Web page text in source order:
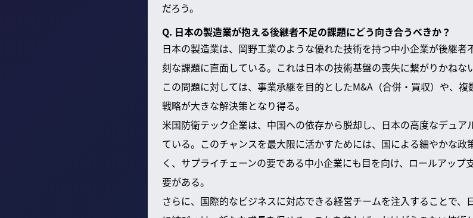
だろう。
Q. 日本の製造業が抱える後継者不足の課題にどう向き合うべきか？
日本の製造業は、岡野工業のような優れた技術を持つ中小企業が後継
刻な課題に直面している。これは日本の技術基盤の喪失に繋がりかねな
この問題に対しては、事業承継を目的としたM&A（合併・買収）や、複
戦略が大きな解決策となり得る。
米国防衛テック企業は、中国への依存から脱却し、日本の高度なデュ
ている。このチャンスを最大限に活かすためには、国による細やかな
く、サプライチェーンの要である中小企業にも目を向け、ロールアッ
要がある。
さらに、国際的なビジネスに対応できる経営チームを注入することで、